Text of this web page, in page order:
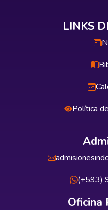
LINKS
Política
(+593)
Oficina